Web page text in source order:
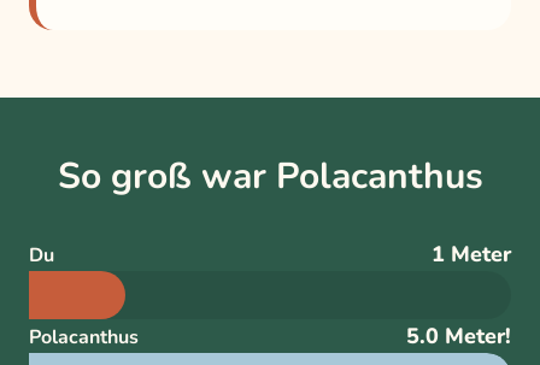
So groß war Polacanthus
Du 1 Meter
Polacanthus 5.0 Meter!